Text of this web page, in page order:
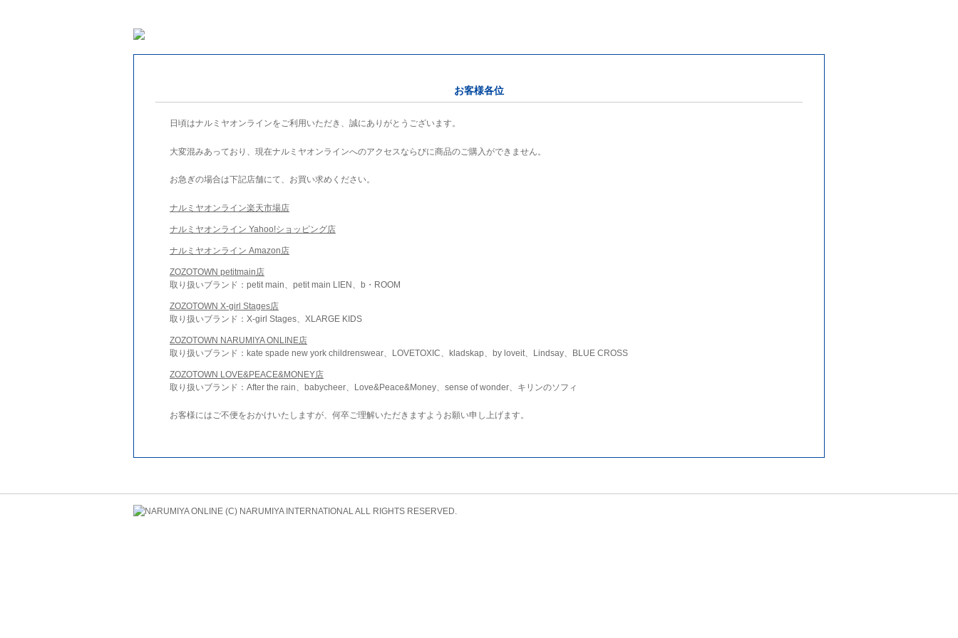
お客様各位
日頃はナルミヤオンラインをご利用いただき、誠にありがとうございます。
大変混みあっており、現在ナルミヤオンラインへのアクセスならびに商品のご購入ができません。
お急ぎの場合は下記店舗にて、お買い求めください。
ナルミヤオンライン楽天市場店
ナルミヤオンライン Yahoo!ショッピング店
ナルミヤオンライン Amazon店
ZOZOTOWN petitmain店
取り扱いブランド：petit main、petit main LIEN、b・ROOM
ZOZOTOWN X-girl Stages店
取り扱いブランド：X-girl Stages、XLARGE KIDS
ZOZOTOWN NARUMIYA ONLINE店
取り扱いブランド：kate spade new york childrenswear、LOVETOXIC、kladskap、by loveit、Lindsay、BLUE CROSS
ZOZOTOWN LOVE&PEACE&MONEY店
取り扱いブランド：After the rain、babycheer、Love&Peace&Money、sense of wonder、キリンのソフィ
お客様にはご不便をおかけいたしますが、何卒ご理解いただきますようお願い申し上げます。